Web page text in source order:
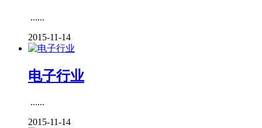
......
2015-11-14
电子行业
......
2015-11-14